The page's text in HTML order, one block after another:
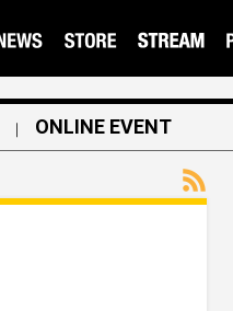
｜ ONLINE EVENT